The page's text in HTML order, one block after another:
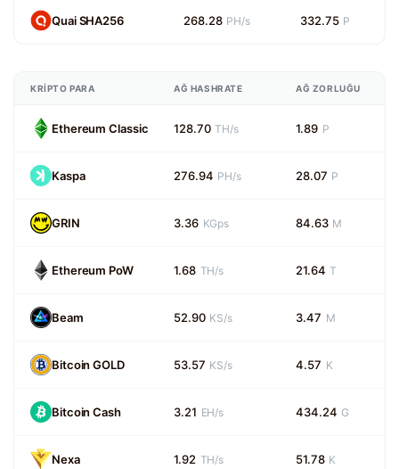
Quai SHA256 268.28 PH/s 332.75 P
KRIPTO PARA AĞ HASHRATE AĞ ZORLUĞU
Ethereum Classic 128.70 TH/s 1.89 P
Kaspa 276.94 PH/s 28.07 P
GRIN 3.36 KGps 84.63 M
Ethereum PoW 1.68 TH/s 21.64 T
Beam 52.90 KS/s 3.47 M
Bitcoin GOLD 53.57 KS/s 4.57 K
Bitcoin Cash 3.21 EH/s 434.24 G
Nexa 1.92 TH/s 51.78 K